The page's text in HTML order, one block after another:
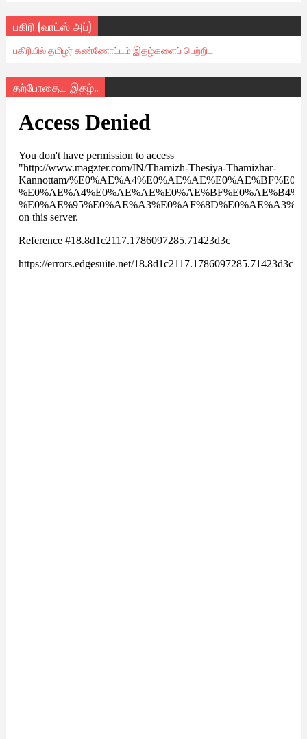
பகிரி (வாட்ஸ் அப்)
பகிரியில் தமிழர் கண்ணோட்டம் இதழ்களைப் பெற்றிட
தற்போதைய இதழ்..